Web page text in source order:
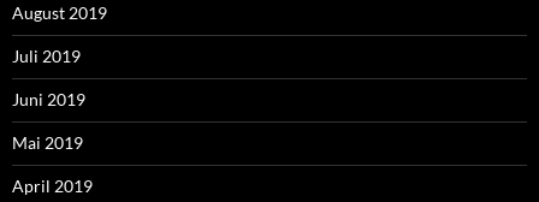
August 2019
Juli 2019
Juni 2019
Mai 2019
April 2019